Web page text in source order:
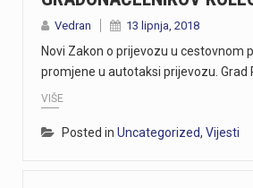
Vedran 13 lipnja, 2018
Novi Zakon o prijevozu u cestovnom
promjene u autotaksi prijevozu. Grad
VIŠE
Posted in Uncategorized, Vijesti